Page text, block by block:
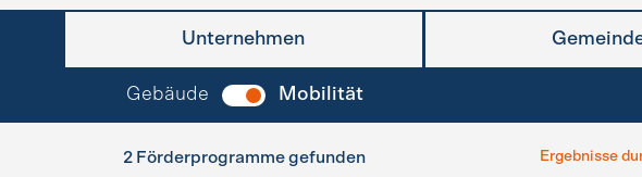
Unternehmen
Gebäude Mobilität
2 Förderprogramme gefunden Ergebnisse